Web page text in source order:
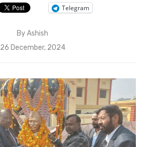
Telegram
ByAshish
Posted
26 December, 2024